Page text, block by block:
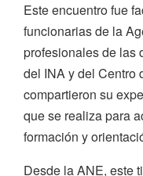
Este encuentro fue
funcionarias de la
profesionales de las
del INA y del Centro
compartieron su
que se realiza para
formación y
Desde la ANE, este